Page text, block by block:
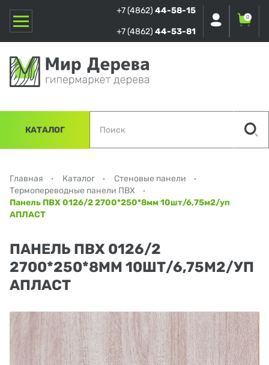
+7 (4862) 44-58-15
+7 (4862) 44-53-81
0
КАТАЛОГ
Главная Каталог
Стеновые панели
Термопереводные панели ПВХ
Панель ПВХ 0126/2 2700*250*8мм 10шт/6,75м2/уп
АПЛАСТ
ПАНЕЛЬ ПВХ 0126/2
2700*250*8ММ 10ШТ/6,75М2/УП
АПЛАСТ